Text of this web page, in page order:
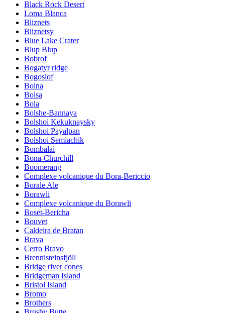
Black Rock Desert
Loma Blanca
Bliznets
Bliznetsy
Blue Lake Crater
Blup Blup
Bobrof
Bogatyr ridge
Bogoslof
Boina
Boisa
Bola
Bolshe-Bannaya
Bolshoi Kekuknaysky
Bolshoi Payalpan
Bolshoi Semiachik
Bombalai
Bona-Churchill
Boomerang
Complexe volcanique du Bora-Bericcio
Borale Ale
Borawli
Complexe volcanique du Borawli
Boset-Bericha
Bouvet
Caldeira de Bratan
Brava
Cerro Bravo
Brennisteinsfjöll
Bridge river cones
Bridgeman Island
Bristol Island
Bromo
Brothers